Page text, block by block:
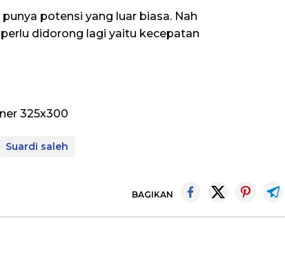
potensi yang luar biasa. Nah
didorong lagi yaitu kecepatan
Suardi saleh
BAGIKAN